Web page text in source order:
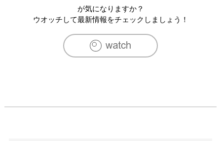
が気になりますか？
ウオッチして最新情報をチェックしましょう！